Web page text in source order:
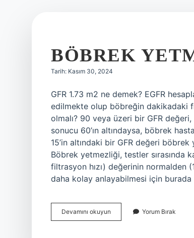
BÖBREK
Tarih: Kasım 30, 2024
GFR 1.73 m2 ne demek? EGFR
edilmekte olup böbreğin dakikadaki
olmalı? 90 veya üzeri bir GFR
sonucu 60’ın altındaysa, böbrek
15’in altındaki bir GFR değeri
Böbrek yetmezliği, testler sırasında
filtrasyon hızı) değerinin normalden
daha kolay anlayabilmesi için
Devamını okuyun
Yetmezliği
Yorum Bırak